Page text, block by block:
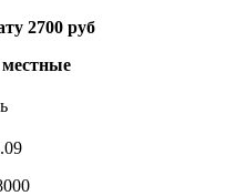
2700 руб